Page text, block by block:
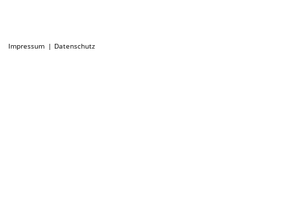
Impressum Datenschutz